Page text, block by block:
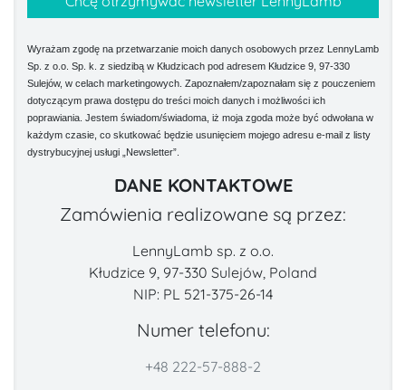
Wyrażam zgodę na przetwarzanie moich danych osobowych przez LennyLamb
Sp. z o.o. Sp. k. z siedzibą w Kłudzicach pod adresem Kłudzice 9, 97-330
Sulejów, w celach marketingowych. Zapoznałem/zapoznałam się z pouczeniem
dotyczącym prawa dostępu do treści moich danych i możliwości ich
poprawiania. Jestem świadom/świadoma, iż moja zgoda może być odwołana w
każdym czasie, co skutkować będzie usunięciem mojego adresu e-mail z listy
dystrybucyjnej usługi „Newsletter”.
DANE KONTAKTOWE
Zamówienia realizowane są przez:
LennyLamb sp. z o.o.
Kłudzice 9, 97-330 Sulejów, Poland
NIP: PL 521-375-26-14
Numer telefonu:
+48 222-57-888-2